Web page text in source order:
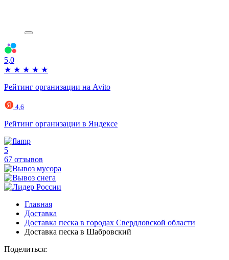
5,0
★ ★ ★ ★ ★
Рейтинг организации на Avito
4,6
Рейтинг организации в Яндексе
5
67 отзывов
Главная
Доставка
Доставка песка в городах Свердловской области
Доставка песка в Шабровский
Поделиться: